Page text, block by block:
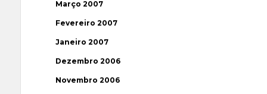
Março 2007
Fevereiro 2007
Janeiro 2007
Dezembro 2006
Novembro 2006